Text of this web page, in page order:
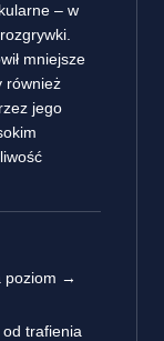
– w
mniejsze
również
jego
poziom →
trafienia